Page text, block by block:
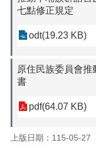
七點修正規定
odt(19.23 KB)
原住民族委員會
書
pdf(64.07 KB)
上版日期：115-05-27